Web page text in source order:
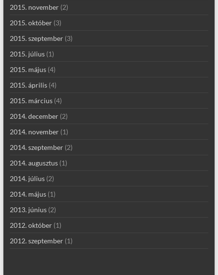
2015. november(2)
2015. október(3)
2015. szeptember(3)
2015. július(1)
2015. május(4)
2015. április(4)
2015. március(4)
2014. december(2)
2014. november(1)
2014. szeptember(2)
2014. augusztus(1)
2014. július(2)
2014. május(1)
2013. június(2)
2012. október(1)
2012. szeptember(1)